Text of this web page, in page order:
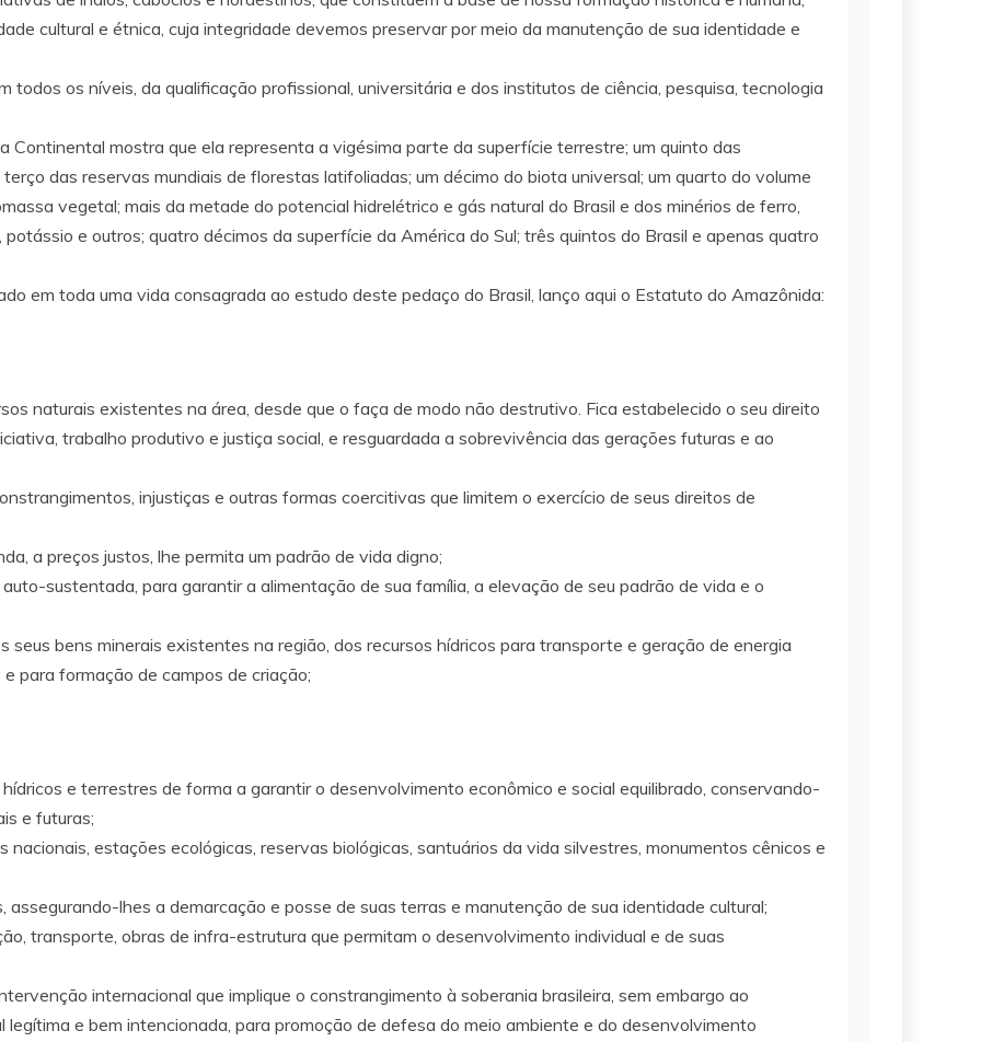
cultural e étnica, cuja integridade devemos preservar por meio da manutenção de sua identidade e
todos os níveis, da qualificação profissional, universitária e dos institutos de ciência, pesquisa, tecnologia
Continental mostra que ela representa a vigésima parte da superfície terrestre; um quinto das
das reservas mundiais de florestas latifoliadas; um décimo do biota universal; um quarto do volume
vegetal; mais da metade do potencial hidrelétrico e gás natural do Brasil e dos minérios de ferro,
e outros; quatro décimos da superfície da América do Sul; três quintos do Brasil e apenas quatro
em toda uma vida consagrada ao estudo deste pedaço do Brasil, lanço aqui o Estatuto do Amazônida:
naturais existentes na área, desde que o faça de modo não destrutivo. Fica estabelecido o seu direito
trabalho produtivo e justiça social, e resguardada a sobrevivência das gerações futuras e ao
injustiças e outras formas coercitivas que limitem o exercício de seus direitos de
a preços justos, lhe permita um padrão de vida digno;
sustentada, para garantir a alimentação de sua família, a elevação de seu padrão de vida e o
seus bens minerais existentes na região, dos recursos hídricos para transporte e geração de energia
para formação de campos de criação;
e terrestres de forma a garantir o desenvolvimento econômico e social equilibrado, conservando-
e futuras;
nacionais, estações ecológicas, reservas biológicas, santuários da vida silvestres, monumentos cênicos e
assegurando-lhes a demarcação e posse de suas terras e manutenção de sua identidade cultural;
transporte, obras de infra-estrutura que permitam o desenvolvimento individual e de suas
internacional que implique o constrangimento à soberania brasileira, sem embargo ao
e bem intencionada, para promoção de defesa do meio ambiente e do desenvolvimento